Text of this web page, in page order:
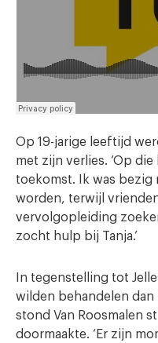
Op 19-jarige leeftijd
met zijn verlies. ‘Op
toekomst. Ik was
worden, terwijl
vervolgopleiding
zocht hulp bij Tanja.’
In tegenstelling tot
wilden behandelen
stond Van Roosmalen
doormaakte. ‘Er zijn